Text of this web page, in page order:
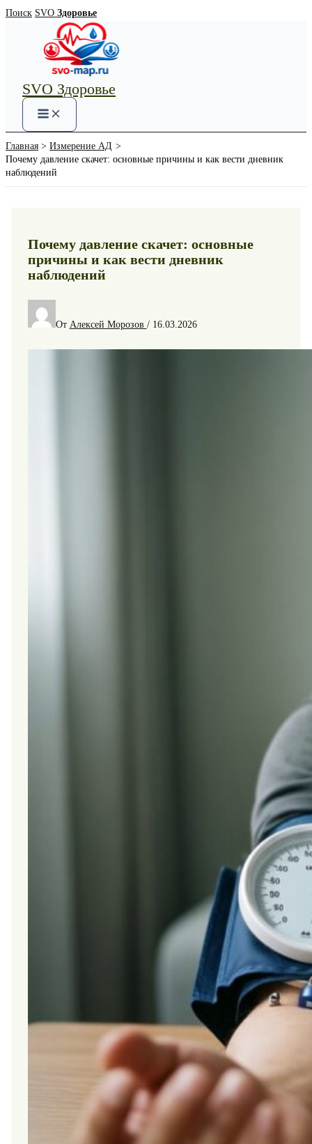
Перейти
содержимому
Поиск SVO Здоровье
SVO Здоровье
Main
Menu
Главная
Измерение АД
Почему давление скачет: основные причины и как вести дневник
наблюдений
Почему давление скачет: основные
причины и как вести дневник
наблюдений
От Алексей Морозов / 16.03.2026